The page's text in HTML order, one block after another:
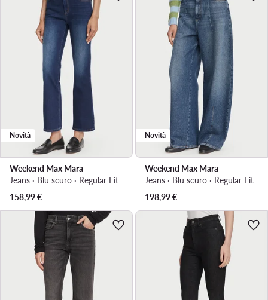
Novità
Weekend Max Mara
Jeans · Blu scuro · Regular Fit
158,99€
Novità
Weekend Max Mara
Jeans · Blu scuro · Regular Fit
198,99€